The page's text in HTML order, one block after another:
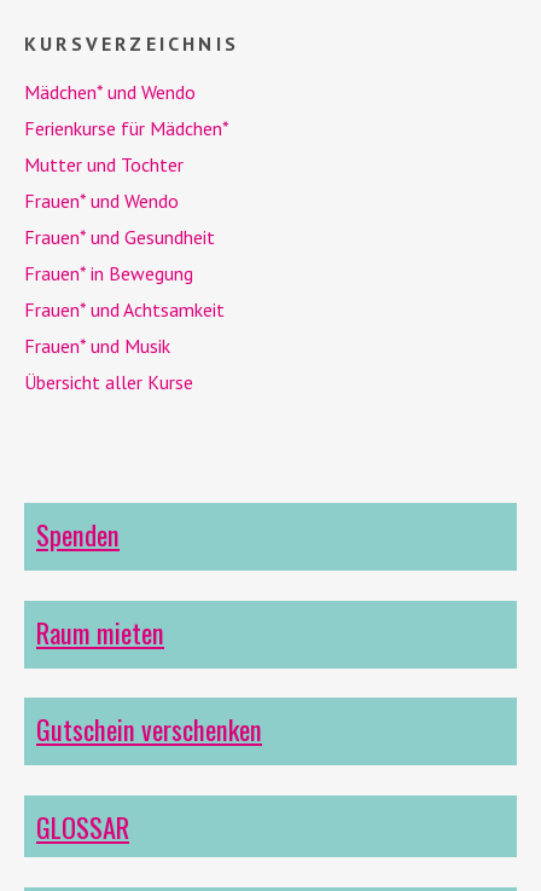
KURSVERZEICHNIS
Mädchen* und Wendo
Ferienkurse für Mädchen*
Mutter und Tochter
Frauen* und Wendo
Frauen* und Gesundheit
Frauen* in Bewegung
Frauen* und Achtsamkeit
Frauen* und Musik
Übersicht aller Kurse
Spenden
Raum mieten
Gutschein verschenken
GLOSSAR